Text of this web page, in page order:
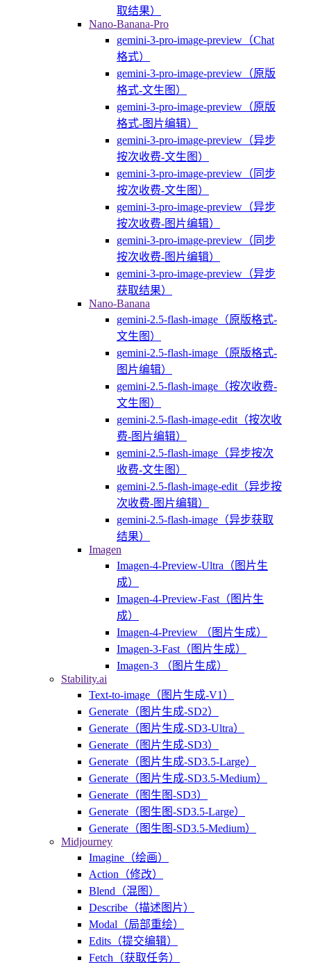
取结果）
Nano-Banana-Pro
gemini-3-pro-image-preview（Chat
格式）
gemini-3-pro-image-preview（原版
格式-文生图）
gemini-3-pro-image-preview（原版
格式-图片编辑）
gemini-3-pro-image-preview（异步
按次收费-文生图）
gemini-3-pro-image-preview（同步
按次收费-文生图）
gemini-3-pro-image-preview（异步
按次收费-图片编辑）
gemini-3-pro-image-preview（同步
按次收费-图片编辑）
gemini-3-pro-image-preview（异步
获取结果）
Nano-Banana
gemini-2.5-flash-image（原版格式-
文生图）
gemini-2.5-flash-image（原版格式-
图片编辑）
gemini-2.5-flash-image（按次收费-
文生图）
gemini-2.5-flash-image-edit（按次收
费-图片编辑）
gemini-2.5-flash-image（异步按次
收费-文生图）
gemini-2.5-flash-image-edit（异步按
次收费-图片编辑）
gemini-2.5-flash-image（异步获取
结果）
Imagen
Imagen-4-Preview-Ultra（图片生
成）
Imagen-4-Preview-Fast（图片生
成）
Imagen-4-Preview （图片生成）
Imagen-3-Fast（图片生成）
Imagen-3 （图片生成）
Stability.ai
Text-to-image（图片生成-V1）
Generate（图片生成-SD2）
Generate（图片生成-SD3-Ultra）
Generate（图片生成-SD3）
Generate（图片生成-SD3.5-Large）
Generate（图片生成-SD3.5-Medium）
Generate（图生图-SD3）
Generate（图生图-SD3.5-Large）
Generate（图生图-SD3.5-Medium）
Midjourney
Imagine（绘画）
Action（修改）
Blend（混图）
Describe（描述图片）
Modal（局部重绘）
Edits（提交编辑）
Fetch（获取任务）